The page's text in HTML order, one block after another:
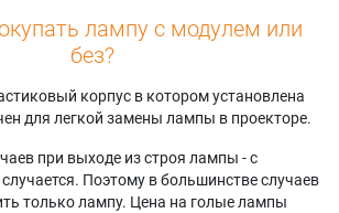
лампу с модулем или
без?
корпус в котором установлена
для легкой замены лампы в проекторе.
при выходе из строя лампы - с
Поэтому в большинстве случаев
только лампу. Цена на голые лампы